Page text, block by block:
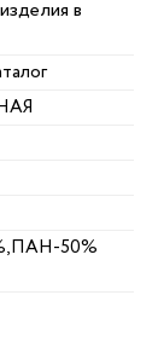
в
50%